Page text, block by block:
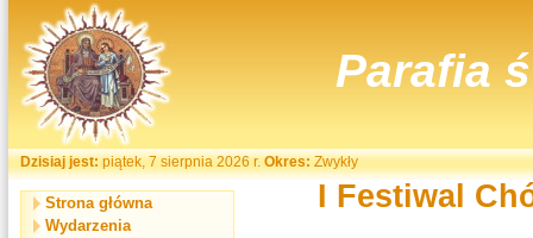
Parafia
Dzisiaj jest:piątek, 7 sierpnia 2026 r.Okres:Zwykły
Strona główna
Wydarzenia
I Festiwal